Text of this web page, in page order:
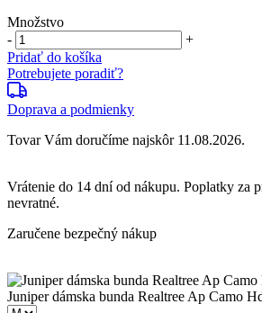
Množstvo
-
+
Pridať do košíka
Potrebujete poradiť?
Doprava a podmienky
Tovar Vám doručíme najskôr 11.08.2026.
Vrátenie do 14 dníod nákupu. Poplatky za
nevratné.
Zaručene bezpečný nákup
Juniper dámska bunda Realtree Ap Camo